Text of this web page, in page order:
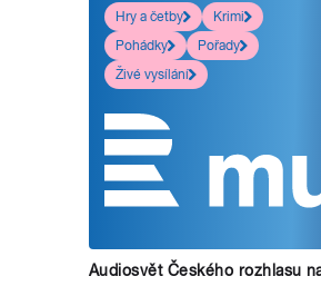
Hry a četby
Krimi
Pohádky
Pořady
Živé vysílání
Audiosvět Českého rozhlasu